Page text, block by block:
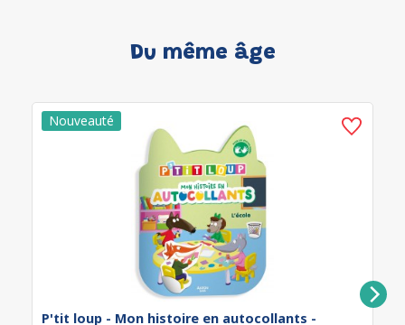
Du même âge
P'tit loup - Mon histoire en autocollants -